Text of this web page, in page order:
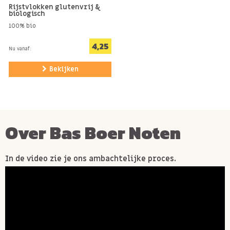
Rijstvlokken glutenvrij &
biologisch
100% bio
Nu vanaf: 4,25
Bekijken
Over Bas Boer Noten
In de video zie je ons ambachtelijke proces.